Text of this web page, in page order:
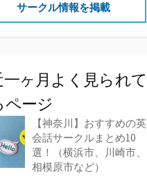
サークル情報を掲載
一ヶ月よく見られて
ページ
【神奈川】おすすめの英
会話サークルまとめ10
選！（横浜市、川崎市、
相模原市など）